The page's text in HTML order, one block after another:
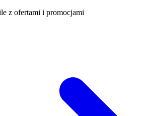
z ofertami i promocjami